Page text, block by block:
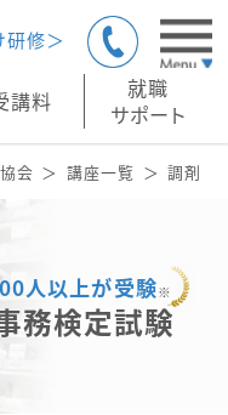
講料
就職
サポート
研修＞
会 講座一覧 調剤薬
人以上が受験※
務検定試験